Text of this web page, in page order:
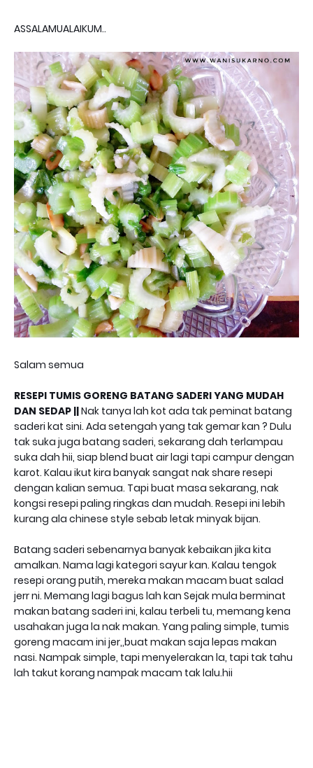
ASSALAMUALAIKUM..
Salam semua
RESEPI TUMIS GORENG BATANG SADERI YANG MUDAH
DAN SEDAP ||Nak tanya lah kot ada tak peminat batang
saderi kat sini. Ada setengah yang tak gemar kan ? Dulu
tak suka juga batang saderi, sekarang dah terlampau
suka dah hii, siap blend buat air lagi tapi campur dengan
karot. Kalau ikut kira banyak sangat nak share resepi
dengan kalian semua. Tapi buat masa sekarang, nak
kongsi resepi paling ringkas dan mudah. Resepi ini lebih
kurang ala chinese style sebab letak minyak bijan.
Batang saderi sebenarnya banyak kebaikan jika kita
amalkan. Nama lagi kategori sayur kan. Kalau tengok
resepi orang putih, mereka makan macam buat salad
jerr ni. Memang lagi bagus lah kan Sejak mula berminat
makan batang saderi ini, kalau terbeli tu, memang kena
usahakan juga la nak makan. Yang paling simple, tumis
goreng macam ini jer,,buat makan saja lepas makan
nasi. Nampak simple, tapi menyelerakan la, tapi tak tahu
lah takut korang nampak macam tak lalu.hii